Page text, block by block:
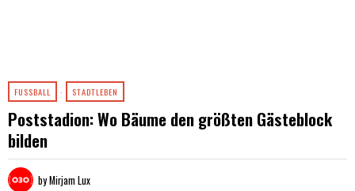
FUSSBALL · STADTLEBEN
Poststadion: Wo Bäume den größten Gästeblock
bilden
byMirjam Lux